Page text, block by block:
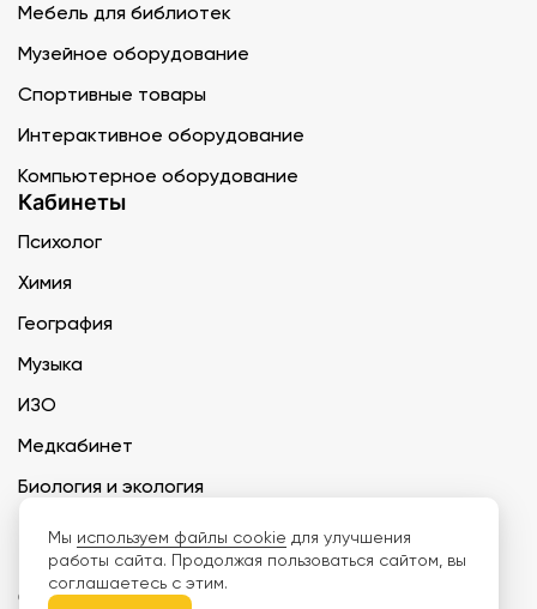
Мебель для библиотек
Музейное оборудование
Спортивные товары
Интерактивное оборудование
Компьютерное оборудование
Кабинеты
Психолог
Химия
География
Музыка
ИЗО
Медкабинет
Биология и экология
Технология
ООО «Дети наше будущее» ИНН 6671165273 ОГРН 1216600030250 КПП
Мы используем файлы cookie для улучшения
работы сайта. Продолжая пользоваться сайтом, вы
соглашаетесь с этим.